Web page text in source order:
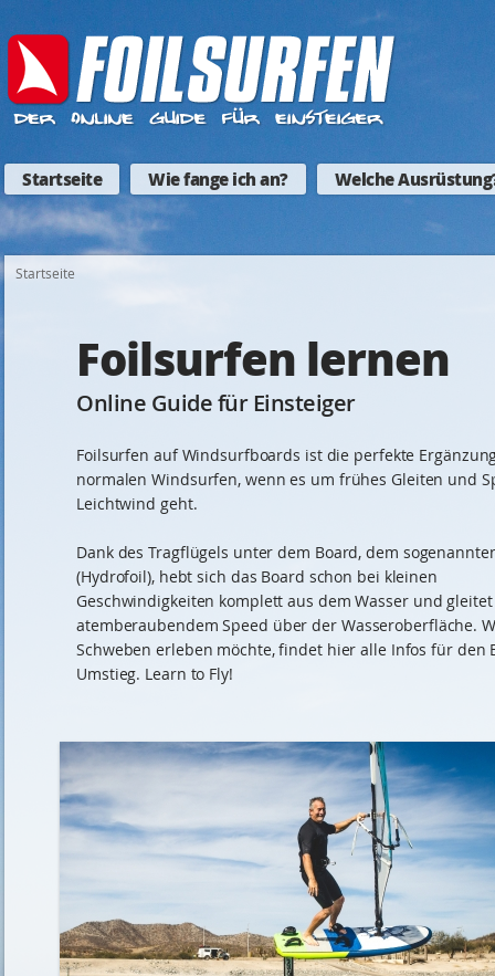
Startseite Wie fange ich an? Welche
Startseite
Foilsurfen lernen
Online Guide für Einsteiger
Foilsurfen auf Windsurfboards ist die perfekte
normalen Windsurfen, wenn es um frühes Gleiten und
Leichtwind geht.
Dank des Tragflügels unter dem Board, dem
(Hydrofoil), hebt sich das Board schon bei kleinen
Geschwindigkeiten komplett aus dem Wasser und
atemberaubendem Speed über der Wasseroberfläche.
Schweben erleben möchte, findet hier alle Infos für den
Umstieg. Learn to Fly!